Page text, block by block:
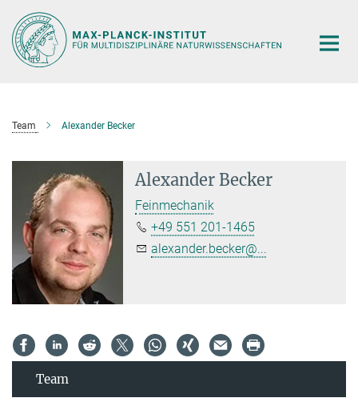
Hauptinhalt
Team Alexander Becker
Alexander Becker
Feinmechanik
+49 551 201-1465
alexander.becker@...
Team